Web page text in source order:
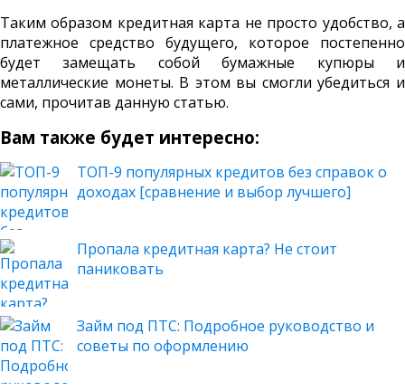
Таким образом кредитная карта не просто удобство, а
платежное средство будущего, которое постепенно
будет замещать собой бумажные купюры и
металлические монеты. В этом вы смогли убедиться и
сами, прочитав данную статью.
Вам также будет интересно:
ТОП-9 популярных кредитов без справок о
доходах [сравнение и выбор лучшего]
Пропала кредитная карта? Не стоит
паниковать
Займ под ПТС: Подробное руководство и
советы по оформлению